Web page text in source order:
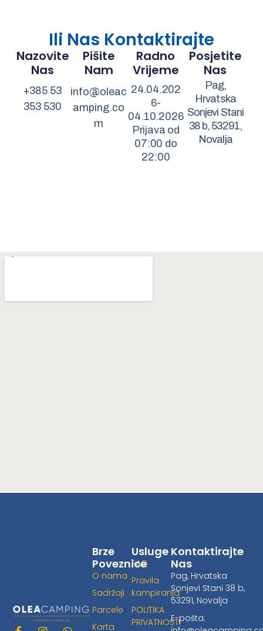
Ili Nas Kontaktirajte
Nazovite
Nas
+385 53
353 530
Pišite
Nam
info@oleac
amping.co
m
Radno
Vrijeme
24.04.202
6-
04.10.2026
Prijava od
07:00 do
22:00
Posjetite
Nas
Pag,
Hrvatska
Sonjevi Stani
38 b, 53291,
Novalja
Usluge
FAQ
Pravila
kampiranja
POLITIKA
PRIVATNOSTI
Brze
Poveznice
O nama
Sadržaji
Parcele
Karta
Kontaktirajte
Nas
Pag, Hrvatska
Sonjevi Stani 38 b,
53291, Novalja
E-pošta: